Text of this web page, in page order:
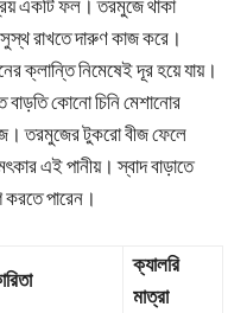
একটি ফল। তরমুজে থাকা
সুস্থ রাখতে দারুণ কাজ করে।
ক্লান্তি নিমেষেই দূর হয়ে যায়।
বাড়তি কোনো চিনি মেশানোর
তরমুজের টুকরো বীজ ফেলে
এই পানীয়। স্বাদ বাড়াতে
করতে পারেন।
ক্যালরি
মাত্রা